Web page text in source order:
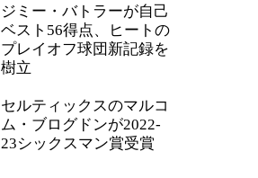
ジミー・バトラーが自己
ベスト56得点、ヒートの
プレイオフ球団新記録を
樹立
セルティックスのマルコ
ム・ブログドンが2022-
23シックスマン賞受賞